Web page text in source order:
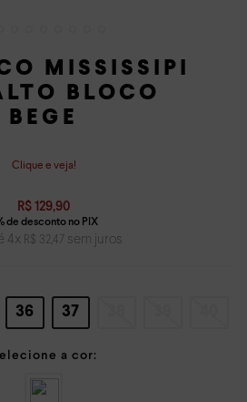
MISSISSIPI
BLOCO
BEGE
Clique e veja!
R$ 129,90
4x R$ 32,47 sem juros
36 37
DE MEDIDAS